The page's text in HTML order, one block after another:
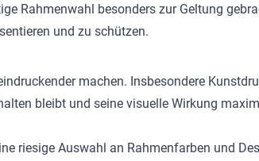
Rahmenwahl besonders zur Geltung
und zu schützen.
machen. Insbesondere
bleibt und seine visuelle Wirkung
riesige Auswahl an Rahmenfarben und